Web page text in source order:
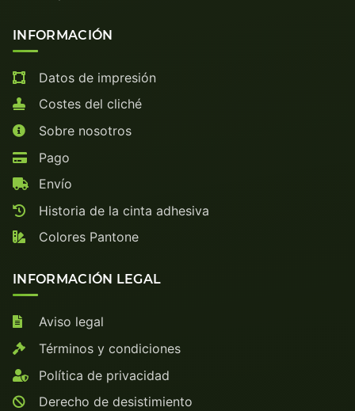
INFORMACIÓN
Datos de impresión
Costes del cliché
Sobre nosotros
Pago
Envío
Historia de la cinta adhesiva
Colores Pantone
INFORMACIÓN LEGAL
Aviso legal
Términos y condiciones
Política de privacidad
Derecho de desistimiento